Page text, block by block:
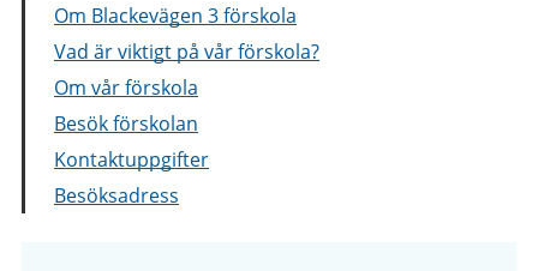
Om Blackevägen 3 förskola
Vad är viktigt på vår förskola?
Om vår förskola
Besök förskolan
Kontaktuppgifter
Besöksadress